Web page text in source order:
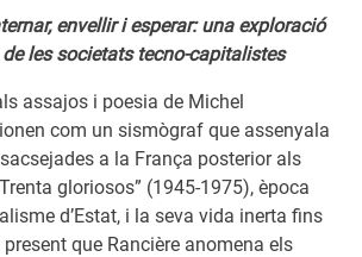
envellir i esperar: una exploració
les societats tecno-capitalistes
assajos i poesia de Michel
com un sismògraf que assenyala
a la França posterior als
gloriosos” (1945-1975), època
d’Estat, i la seva vida inerta fins
que Rancière anomena els